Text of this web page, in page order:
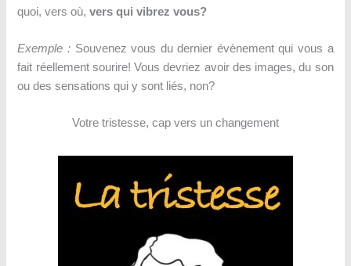
quoi, vers où,vers qui vibrez vous?
Exemple : Souvenez vous du dernier évènement qui vous a
fait réellement sourire! Vous devriez avoir des images, du son
ou des sensations qui y sont liés, non?
Votre tristesse, cap vers un changement